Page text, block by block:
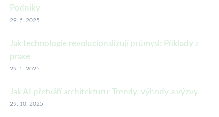
Podniky
29. 5. 2025
Jak technologie revolucionalizují průmysl: Příklady z
praxe
29. 5. 2025
Jak AI přetváří architekturu: Trendy, výhody a výzvy
29. 10. 2025